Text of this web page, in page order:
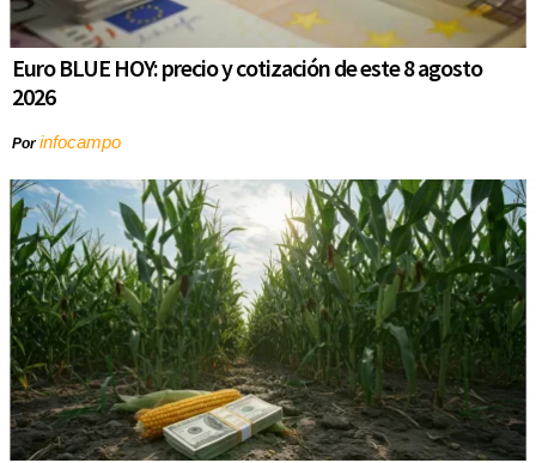
Euro BLUE HOY: precio y cotización de este 8 agosto
2026
Porinfocampo